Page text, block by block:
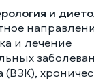
и
и лечение